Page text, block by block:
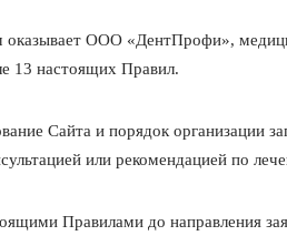
оказывает ООО «ДентПрофи»,
13 настоящих Правил.
Сайта и порядок организации
или рекомендацией по
Правилами до направления